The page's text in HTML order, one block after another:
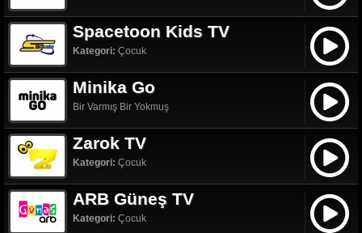
Spacetoon Kids TV
Kategori: Çocuk
Minika Go
Bir Varmış Bir Yokmuş
Zarok TV
Kategori: Çocuk
ARB Güneş TV
Kategori: Çocuk